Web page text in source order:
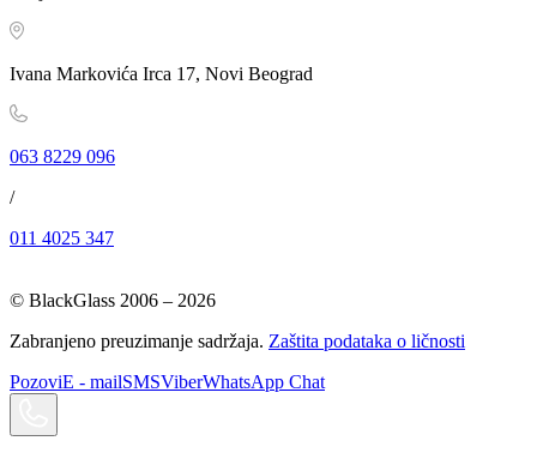
Ivana Markovića Irca 17, Novi Beograd
063 8229 096
/
011 4025 347
© BlackGlass 2006 – 2026
Zabranjeno preuzimanje sadržaja. Zaštita podataka o ličnosti
PozoviE - mailSMSViberWhatsApp Chat